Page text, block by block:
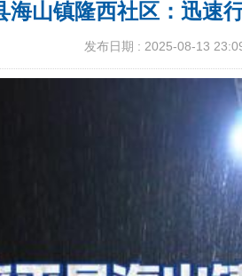
海山镇隆西社区：迅速
发布日期 : 2025-08-13